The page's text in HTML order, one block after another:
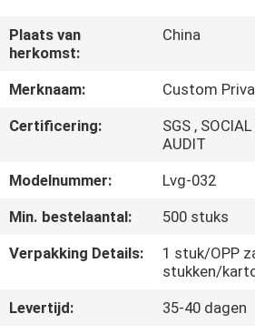
FABRIEKSREIS
SITEMAP
POLICY
Plaats van
herkomst:
China
Merknaam:
Custom
Certificering:
SGS ,
AUDIT
Modelnummer:
Lvg-032
Min. bestelaantal:
500 stuks
Verpakking Details:
1 stuk/OPP
stukken/
Levertijd:
35-40 dagen